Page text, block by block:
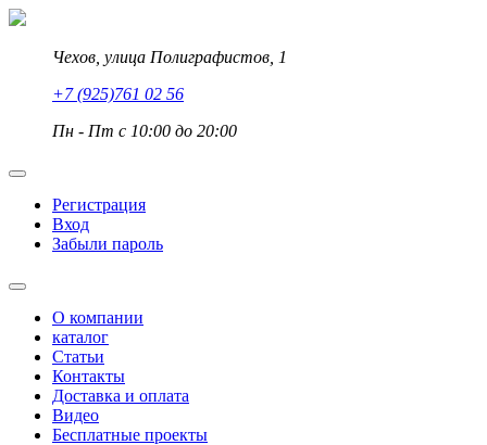
Чехов, улица Полиграфистов, 1
+7 (925)761 02 56
Пн - Пт с 10:00 до 20:00
Регистрация
Вход
Забыли пароль
О компании
каталог
Статьи
Контакты
Доставка и оплата
Видео
Бесплатные проекты